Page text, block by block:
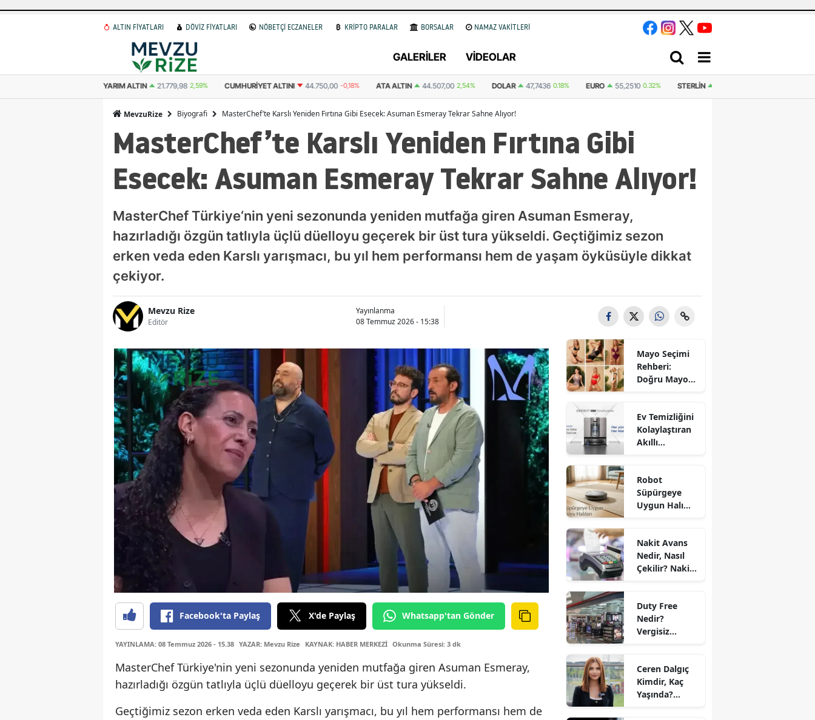
ALTIN FİYATLARI DÖVİZ FİYATLARI NÖBETÇİ ECZANELER KRİPTO PARALAR BORSALAR NAMAZ VAKİTLERİ
GALERİLER VİDEOLAR
YARIM ALTIN 21.779,98 2,59% CUMHURIYET ALTINI 44.750,00 -0,18% ATA ALTIN 44.507,00 2,54% DOLAR 47,7436 0.18% EURO 55,2510 0.32% STERLIN
MevzuRize Biyografi MasterChef’te Karslı Yeniden Fırtına Gibi Esecek: Asuman Esmeray Tekrar Sahne Alıyor!
MasterChef’te Karslı Yeniden Fırtına Gibi
Esecek: Asuman Esmeray Tekrar Sahne Alıyor!
MasterChef Türkiye‘nin yeni sezonunda yeniden mutfağa giren Asuman Esmeray,
hazırladığı özgün tatlıyla üçlü düelloyu geçerek bir üst tura yükseldi. Geçtiğimiz sezon
erken veda eden Karslı yarışmacı, bu yıl hem performansı hem de yaşam öyküsüyle dikkat
çekiyor.
Mevzu Rize
Editör
Yayınlanma
08 Temmuz 2026 - 15:38
Facebook'ta Paylaş X'de Paylaş Whatsapp'tan Gönder
YAYINLAMA: 08 Temmuz 2026 - 15.38 YAZAR: Mevzu Rize KAYNAK: HABER MERKEZİ Okunma Süresi: 3 dk
MasterChef Türkiye'nin yeni sezonunda yeniden mutfağa giren Asuman Esmeray,
hazırladığı özgün tatlıyla üçlü düelloyu geçerek bir üst tura yükseldi.
Geçtiğimiz sezon erken veda eden Karslı yarışmacı, bu yıl hem performansı hem de
Mayo Seçimi
Rehberi:
Doğru Mayo
Ev Temizliğini
Kolaylaştıran
Akıllı
ve Robot
Süpürge
Seçimi
Robot
Süpürgeye
Uygun Halı
Halı Modelleri
Nakit Avans
Nedir, Nasıl
Çekilir? Nakit
Avans 2026
Duty Free
Nedir?
Vergisiz
Duty Free
Limitleri
Ceren Dalgıç
Kimdir, Kaç
Yaşında?